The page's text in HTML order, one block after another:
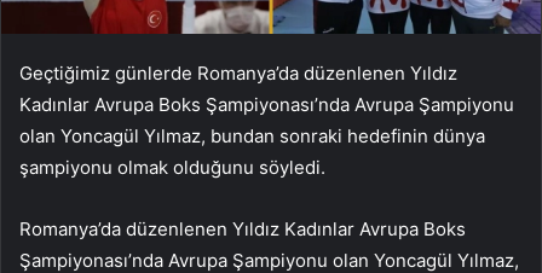
Geçtiğimiz günlerde Romanya’da düzenlenen Yıldız
Kadınlar Avrupa Boks Şampiyonası’nda Avrupa Şampiyonu
olan Yoncagül Yılmaz, bundan sonraki hedefinin dünya
şampiyonu olmak olduğunu söyledi.
Romanya’da düzenlenen Yıldız Kadınlar Avrupa Boks
Şampiyonası’nda Avrupa Şampiyonu olan Yoncagül Yılmaz,